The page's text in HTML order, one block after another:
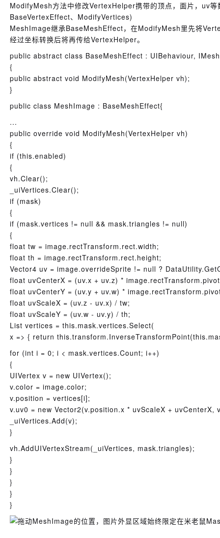
ModifyMesh方法中修改VertexHelper携带的顶点，面片，uv
BaseVertexEffect、ModifyVertices)
MeshImage继承BaseMeshEffect，在ModifyMesh里先将
经过坐标转换后将再传给VertexHelper。
public abstract class BaseMeshEffect : UIBehaviour,
{
public abstract void ModifyMesh(VertexHelper vh);
}
public class MeshImage : BaseMeshEffect{
...
public override void ModifyMesh(VertexHelper vh)
{
if (this.enabled)
{
vh.Clear();
_uiVertices.Clear();
if (mask)
{
if (mask.vertices != null && mask.triangles != null)
{
float tw = image.rectTransform.rect.width;
float th = image.rectTransform.rect.height;
Vector4 uv = image.overrideSprite != null ?
float uvCenterX = (uv.x + uv.z) *
float uvCenterY = (uv.y + uv.w) *
float uvScaleX = (uv.z - uv.x) / tw;
float uvScaleY = (uv.w - uv.y) / th;
List vertices = this.mask.vertices.Select(
x => { return
for (int i = 0; i < mask.vertices.Count; i++)
{
UIVertex v = new UIVertex();
v.color = image.color;
v.position = vertices[i];
v.uv0 = new Vector2(v.position.x * uvScaleX + uvCenterX,
_uiVertices.Add(v);
}
vh.AddUIVertexStream(_uiVertices, mask.triangles);
}
}
}
}
}